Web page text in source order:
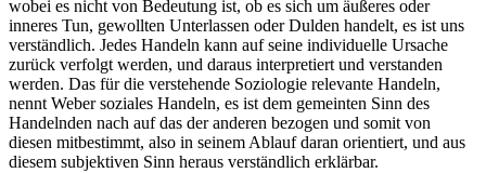
wobei es nicht von Bedeutung ist, ob es sich um äußeres oder
inneres Tun, gewollten Unterlassen oder Dulden handelt, es ist uns
verständlich. Jedes Handeln kann auf seine individuelle Ursache
zurück verfolgt werden, und daraus interpretiert und verstanden
werden. Das für die verstehende Soziologie relevante Handeln,
nennt Weber soziales Handeln, es ist dem gemeinten Sinn des
Handelnden nach auf das der anderen bezogen und somit von
diesen mitbestimmt, also in seinem Ablauf daran orientiert, und aus
diesem subjektiven Sinn heraus verständlich erklärbar.